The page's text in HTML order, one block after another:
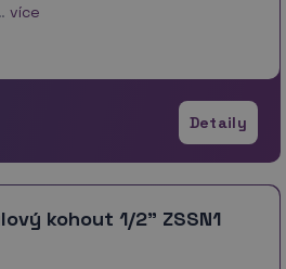
více
Detaily
kohout 1/2" ZSSN1